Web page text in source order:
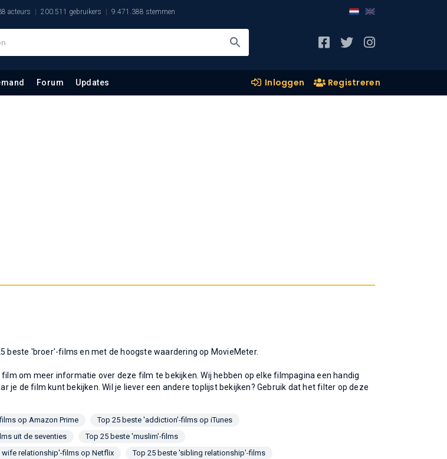
acteurs 200.511 gebruikers 9.471.388 stemmen
Forum Updates Inloggen Registreren
beste 'broer'-films en met de hoogste waardering op MovieMeter.
film om meer informatie over deze film te bekijken. Wij hebben op elke filmpagina een handig
je de film kunt bekijken. Wil je liever een andere toplijst bekijken? Gebruik dat het filter op deze
op Amazon Prime
Top 25 beste 'addiction'-films op iTunes
uit de seventies
Top 25 beste 'muslim'-films
wife relationship'-films op Netflix
Top 25 beste 'sibling relationship'-films